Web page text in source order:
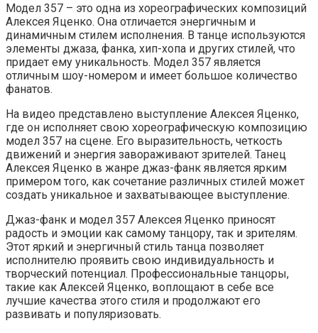
Модел 357 – это одна из хореографических композиций
Алексея Яценко. Она отличается энергичным и
динамичным стилем исполнения. В танце используются
элементы джаза, фанка, хип-хопа и других стилей, что
придает ему уникальность. Модел 357 является
отличным шоу-номером и имеет большое количество
фанатов.
На видео представлено выступление Алексея Яценко,
где он исполняет свою хореографическую композицию
модел 357 на сцене. Его выразительность, четкость
движений и энергия завораживают зрителей. Танец
Алексея Яценко в жанре джаз-фанк является ярким
примером того, как сочетание различных стилей может
создать уникальное и захватывающее выступление.
Джаз-фанк и модел 357 Алексея Яценко приносят
радость и эмоции как самому танцору, так и зрителям.
Этот яркий и энергичный стиль танца позволяет
исполнителю проявить свою индивидуальность и
творческий потенциал. Профессиональные танцоры,
такие как Алексей Яценко, воплощают в себе все
лучшие качества этого стиля и продолжают его
развивать и популяризовать.